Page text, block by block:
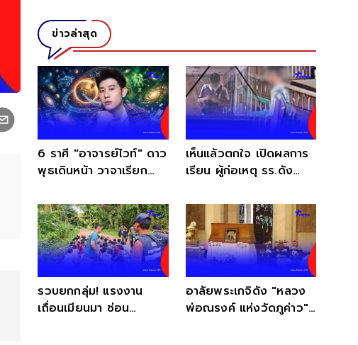
ข่าวล่าสุด
6 ราศี "อาจารย์ไวท์" ดาว
พุธเดินหน้า วาจาเรียก
เห็นแล้วตกใจ เปิดผลการ
เรียน ผู้ก่อเหตุ รร.ดัง
รวบยกกลุ่ม! แรงงาน
เถื่อนเมียนมา ซ่อน
อาลัยพระเกจิดัง "หลวง
พ่อณรงค์ แห่งวัดภูค่าว"